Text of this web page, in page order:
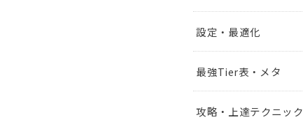
設定・最適化
最強Tier表・メタ
攻略・上達テクニック